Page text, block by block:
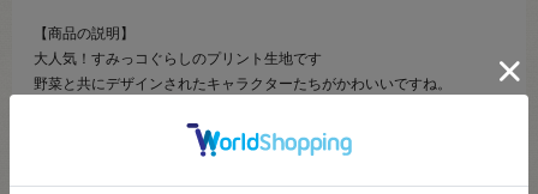
【商品の説明】
大人気！すみっコぐらしのプリント生地です
野菜と共にデザインされたキャラクターたちがかわいいですね。
中肉程度の厚みがあるオックス生地なので、程よいハリ感と柔らかさが
あり初心者の方にも扱いやすい素材です。
レッスンバッグやうわばき入れ、巾着袋やランチョンマット、スモック